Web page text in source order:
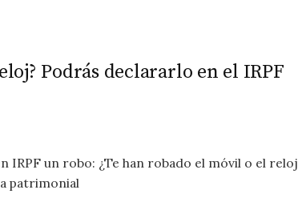
Podrás declararlo en el IRPF
un robo: ¿Te han robado el móvil o el
patrimonial